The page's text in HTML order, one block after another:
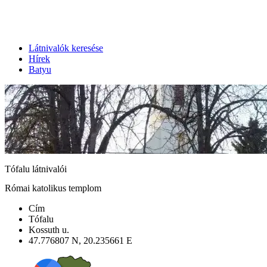
Látnivalók keresése
Hírek
Batyu
Tófalu látnivalói
Római katolikus templom
Cím
Tófalu
Kossuth u.
47.776807 N, 20.235661 E